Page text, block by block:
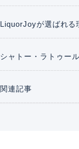
LiquorJoyが選ばれる
シャトー・ラトゥー
関連記事